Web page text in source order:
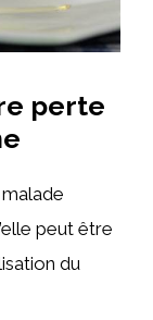
perte
peut être
du